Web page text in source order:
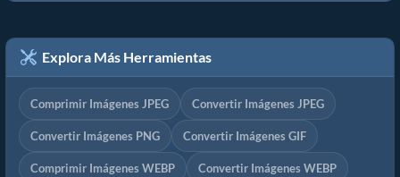
Explora Más Herramientas
Comprimir Imágenes JPEG Convertir Imágenes JPEG
Convertir Imágenes PNG Convertir Imágenes GIF
Comprimir Imágenes WEBP Convertir Imágenes WEBP